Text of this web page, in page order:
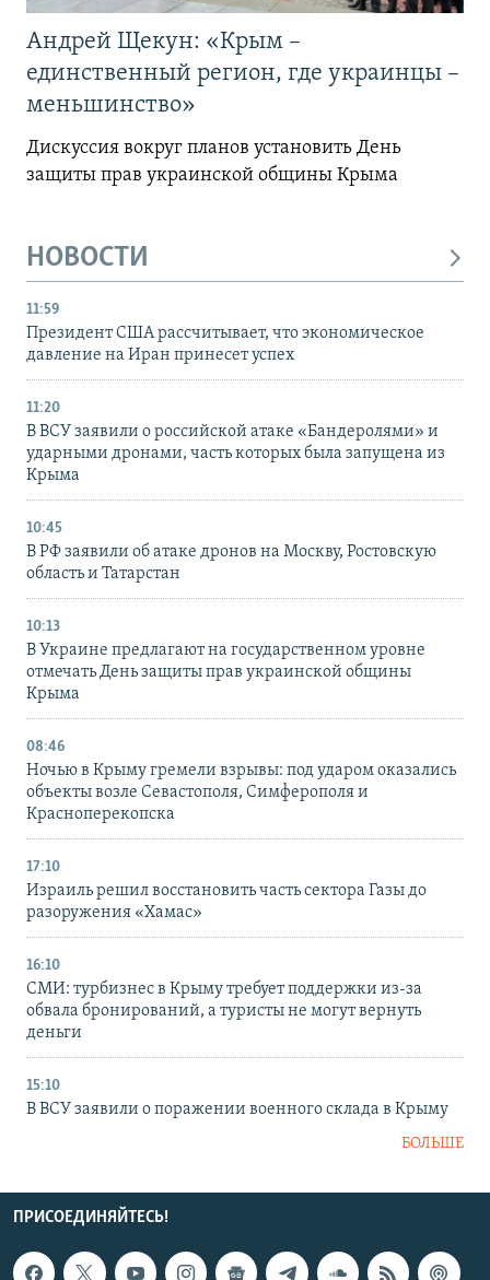
Андрей Щекун: «Крым –
единственный регион, где украинцы –
меньшинство»
Дискуссия вокруг планов установить День
защиты прав украинской общины Крыма
НОВОСТИ
11:59
Президент США рассчитывает, что экономическое
давление на Иран принесет успех
11:20
В ВСУ заявили о российской атаке «Бандеролями» и
ударными дронами, часть которых была запущена из
Крыма
10:45
В РФ заявили об атаке дронов на Москву, Ростовскую
область и Татарстан
10:13
В Украине предлагают на государственном уровне
отмечать День защиты прав украинской общины
Крыма
08:46
Ночью в Крыму гремели взрывы: под ударом оказались
объекты возле Севастополя, Симферополя и
Красноперекопска
17:10
Израиль решил восстановить часть сектора Газы до
разоружения «Хамас»
16:10
СМИ: турбизнес в Крыму требует поддержки из-за
обвала бронирований, а туристы не могут вернуть
деньги
15:10
В ВСУ заявили о поражении военного склада в Крыму
БОЛЬШЕ
ПРИСОЕДИНЯЙТЕСЬ!